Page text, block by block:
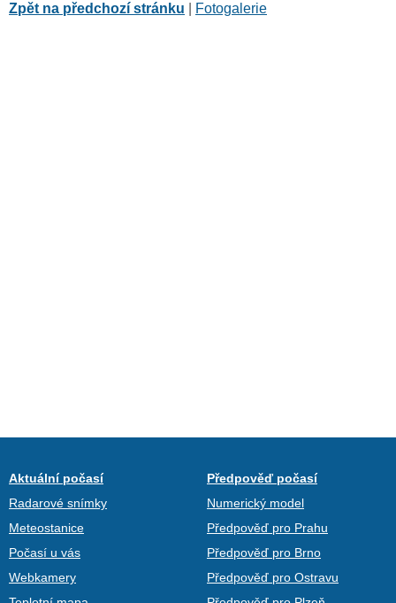
Zpět na předchozí stránku Fotogalerie
Aktuální počasí
Radarové snímky
Meteostanice
Počasí u vás
Webkamery
Předpověď počasí
Numerický model
Předpověď pro Prahu
Předpověď pro Brno
Předpověď pro Ostravu